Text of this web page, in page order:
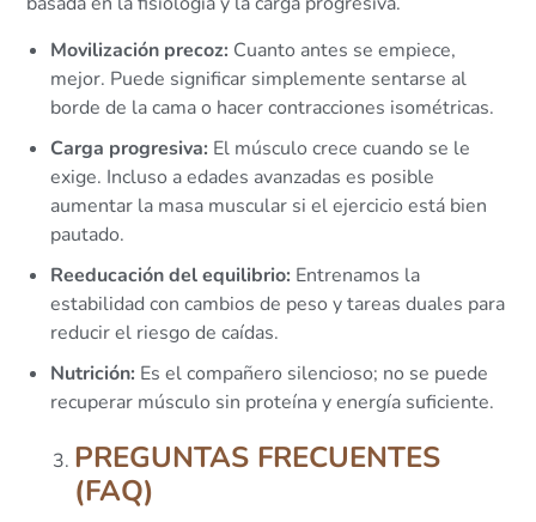
Movilización precoz: Cuanto antes se empiece,
mejor. Puede significar simplemente sentarse al
borde de la cama o hacer contracciones isométricas.
Carga progresiva: El músculo crece cuando se le
exige. Incluso a edades avanzadas es posible
aumentar la masa muscular si el ejercicio está bien
pautado.
Reeducación del equilibrio: Entrenamos la
estabilidad con cambios de peso y tareas duales para
reducir el riesgo de caídas.
Nutrición: Es el compañero silencioso; no se puede
recuperar músculo sin proteína y energía suficiente.
PREGUNTAS FRECUENTES
(FAQ)